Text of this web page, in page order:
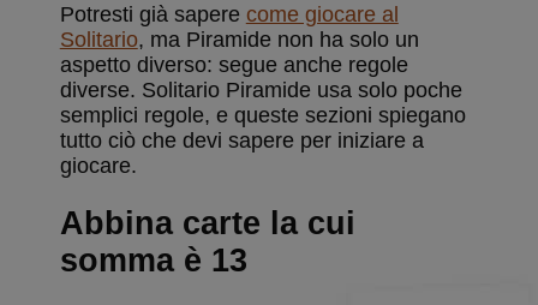
Potresti già sapere come giocare al
Solitario, ma Piramide non ha solo un
aspetto diverso: segue anche regole
diverse. Solitario Piramide usa solo poche
semplici regole, e queste sezioni spiegano
tutto ciò che devi sapere per iniziare a
giocare.
Abbina carte la cui
somma è 13